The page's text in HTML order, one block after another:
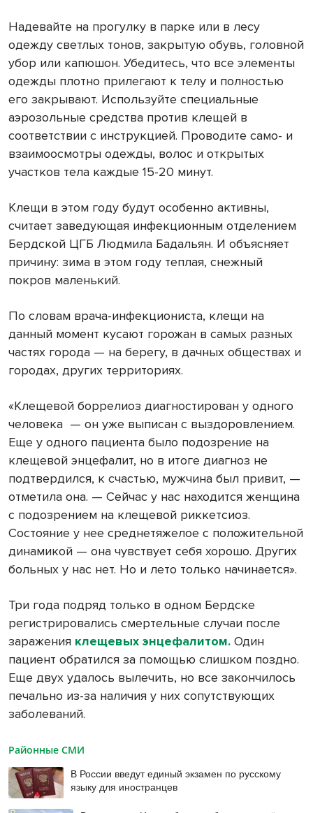
Надевайте на прогулку в парке или в лесу
одежду светлых тонов, закрытую обувь, головной
убор или капюшон. Убедитесь, что все элементы
одежды плотно прилегают к телу и полностью
его закрывают. Используйте специальные
аэрозольные средства против клещей в
соответствии с инструкцией. Проводите само- и
взаимоосмотры одежды, волос и открытых
участков тела каждые 15-20 минут.
Клещи в этом году будут особенно активны,
считает заведующая инфекционным отделением
Бердской ЦГБ Людмила Бадальян. И объясняет
причину: зима в этом году теплая, снежный
покров маленький.
По словам врача-инфекциониста, клещи на
данный момент кусают горожан в самых разных
частях города — на берегу, в дачных обществах и
городах, других территориях.
«Клещевой боррелиоз диагностирован у одного
человека — он уже выписан с выздоровлением.
Еще у одного пациента было подозрение на
клещевой энцефалит, но в итоге диагноз не
подтвердился, к счастью, мужчина был привит, —
отметила она. — Сейчас у нас находится женщина
с подозрением на клещевой риккетсиоз.
Состояние у нее среднетяжелое с положительной
динамикой — она чувствует себя хорошо. Других
больных у нас нет. Но и лето только начинается».
Три года подряд только в одном Бердске
регистрировались смертельные случаи после
заражения клещевых энцефалитом. Один
пациент обратился за помощью слишком поздно.
Еще двух удалось вылечить, но все закончилось
печально из-за наличия у них сопутствующих
заболеваний.
Районные СМИ
В России введут единый экзамен по русскому
языку для иностранцев